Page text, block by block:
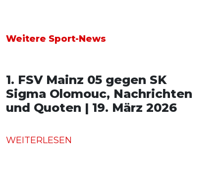
Weitere Sport-News
1. FSV Mainz 05 gegen SK
Sigma Olomouc, Nachrichten
und Quoten | 19. März 2026
WEITERLESEN